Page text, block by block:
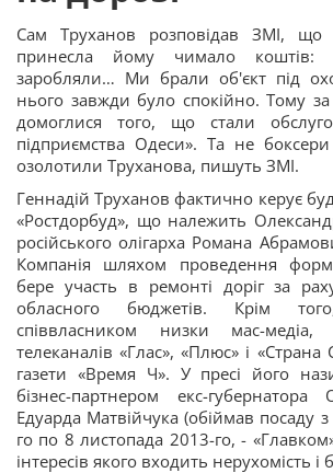
Сам Труханов розповідав ЗМІ, що
принесла йому чимало коштів:
заробляли… Ми брали об'єкт під
нього завжди було спокійно. Тому
домоглися того, що стали
підприємства Одеси». Та не
озолотили Труханова, пишуть ЗМІ.
Геннадій Труханов фактично керує
«Ростдорбуд», що належить
російського олігарха Романа
Компанія шляхом проведення
бере участь в ремонті доріг за
обласного бюджетів. Крім
співвласником низки мас-медіа,
телеканалів «Глас», «Плюс» і
газети «Время Ч». У пресі його
бізнес-партнером екс-губернатора
Едуарда Матвійчука (обіймав посаду
го по 8 листопада 2013-го, -
інтересів якого входить нерухомість і